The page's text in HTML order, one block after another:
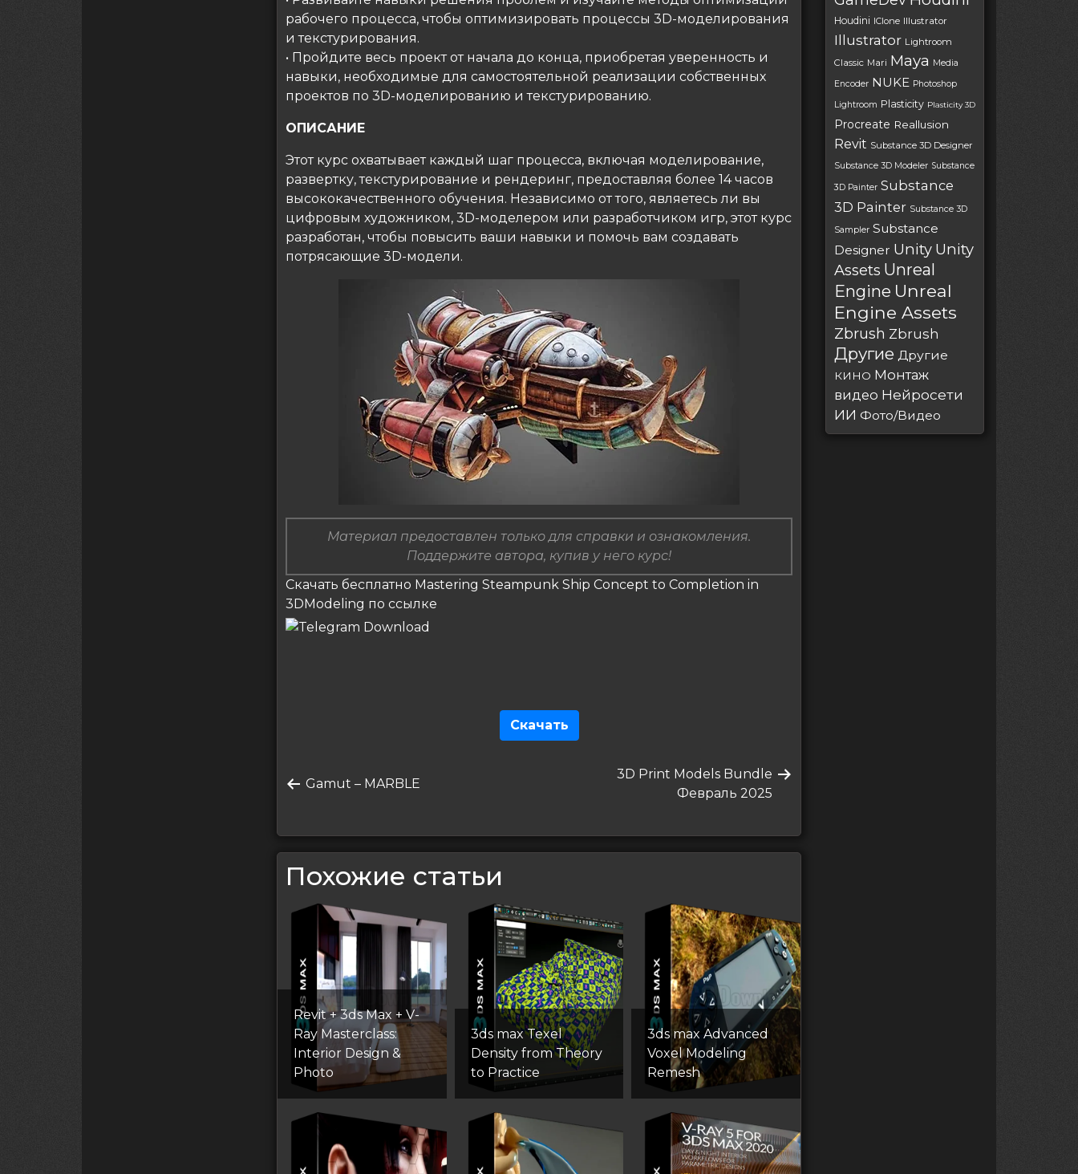
рабочего процесса, чтобы оптимизировать процессы 3D-моделирования
и текстурирования.
• Пройдите весь проект от начала до конца, приобретая уверенность и
навыки, необходимые для самостоятельной реализации собственных
проектов по 3D-моделированию и текстурированию.
ОПИСАНИЕ
Этот курс охватывает каждый шаг процесса, включая моделирование,
развертку, текстурирование и рендеринг, предоставляя более 14 часов
высококачественного обучения. Независимо от того, являетесь ли вы
цифровым художником, 3D-моделером или разработчиком игр, этот курс
разработан, чтобы повысить ваши навыки и помочь вам создавать
потрясающие 3D-модели.
Материал предоставлен только для справки и ознакомления.
Поддержите автора, купив у него курс!
Скачать бесплатно Mastering Steampunk Ship Concept to Completion in
3DModeling по ссылке
Скачать
поПредыдущая
Gamut – MARBLE
Следующая
3D Print Models Bundle
Февраль 2025
Похожие статьи
Revit + 3ds Max + V-
Ray Masterclass:
Interior Design &
Photo
3ds max Texel
Density from Theory
to Practice
3ds max Advanced
Voxel Modeling
Remesh
Houdini IClone Illustrator
Illustrator Lightroom
Classic Mari Maya
Media
Encoder NUKE Photoshop
Lightroom Plasticity Plasticity 3D
Procreate Reallusion
Revit Substance 3D Designer
Substance 3D Modeler Substance
3D Painter Substance
3D Painter Substance 3D
Sampler Substance
Designer Unity Unity
Assets Unreal
Engine Unreal
Engine Assets
Zbrush Zbrush
Другие Другие
КИНО Монтаж
видео Нейросети
ИИ Фото/Видео